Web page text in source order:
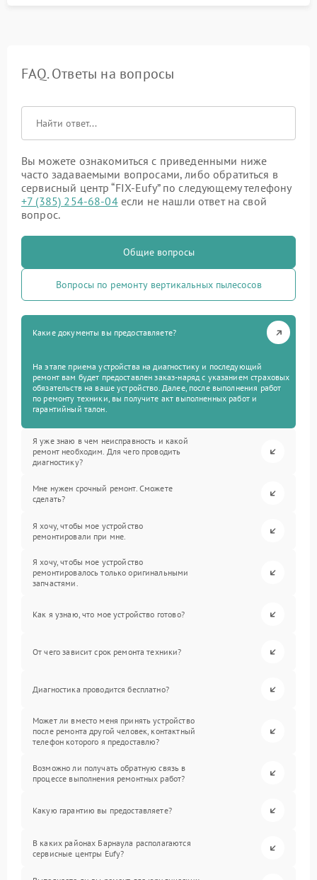
FAQ. Ответы на вопросы
Вы можете ознакомиться с приведенными ниже
часто задаваемыми вопросами, либо обратиться в
сервисный центр “FIX-Eufy” по следующему телефону
+7 (385) 254-68-04если не нашли ответ на свой
вопрос.
Общие вопросы
Вопросы по ремонту вертикальных пылесосов
Какие документы вы предоставляете?
На этапе приема устройства на диагностику и последующий
ремонт вам будет предоставлен заказ-наряд с указанием страховых
обязательств на ваше устройство. Далее, после выполнения работ
по ремонту техники, вы получите акт выполненных работ и
гарантийный талон.
Я уже знаю в чем неисправность и какой
ремонт необходим. Для чего проводить
диагностику?
Мне нужен срочный ремонт. Сможете
сделать?
Я хочу, чтобы мое устройство
ремонтировали при мне.
Я хочу, чтобы мое устройство
ремонтировалось только оригинальными
запчастями.
Как я узнаю, что мое устройство готово?
От чего зависит срок ремонта техники?
Диагностика проводится бесплатно?
Может ли вместо меня принять устройство
после ремонта другой человек, контактный
телефон которого я предоставлю?
Возможно ли получать обратную связь в
процессе выполнения ремонтных работ?
Какую гарантию вы предоставляете?
В каких районах Барнаула располагаются
сервисные центры Eufy?